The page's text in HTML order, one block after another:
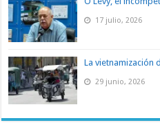
17 julio, 2026
La vietnamización
29 junio, 2026